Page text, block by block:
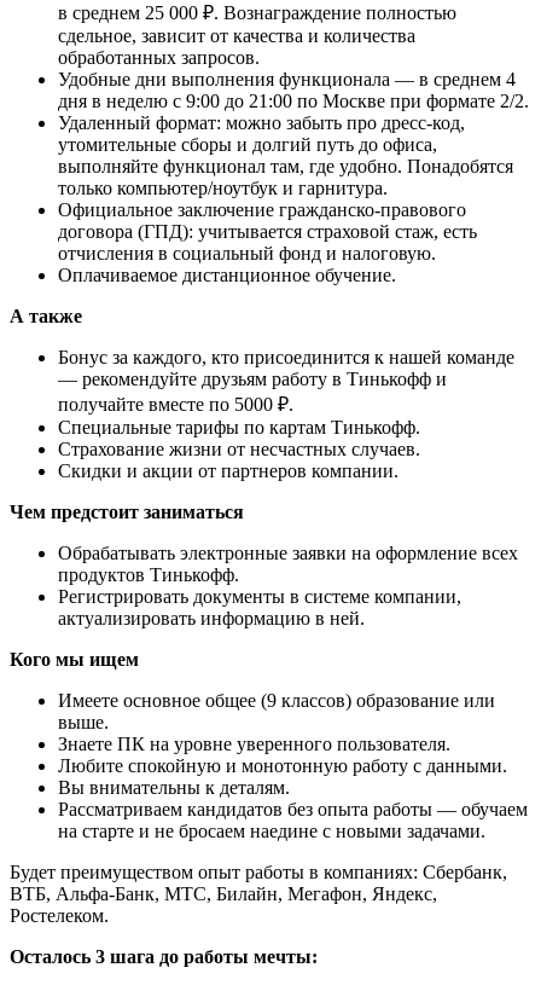
в среднем 25 000 ₽. Вознаграждение полностью
сдельное, зависит от качества и количества
обработанных запросов.
Удобные дни выполнения функционала — в среднем 4
дня в неделю с 9:00 до 21:00 по Москве при формате 2/2.
Удаленный формат: можно забыть про дресс-код,
утомительные сборы и долгий путь до офиса,
выполняйте функционал там, где удобно. Понадобятся
только компьютер/ноутбук и гарнитура.
Официальное заключение гражданско-правового
договора (ГПД): учитывается страховой стаж, есть
отчисления в социальный фонд и налоговую.
Оплачиваемое дистанционное обучение.
А также
Бонус за каждого, кто присоединится к нашей команде
— рекомендуйте друзьям работу в Тинькофф и
получайте вместе по 5000 ₽.
Специальные тарифы по картам Тинькофф.
Страхование жизни от несчастных случаев.
Скидки и акции от партнеров компании.
Чем предстоит заниматься
Обрабатывать электронные заявки на оформление всех
продуктов Тинькофф.
Регистрировать документы в системе компании,
актуализировать информацию в ней.
Кого мы ищем
Имеете основное общее (9 классов) образование или
выше.
Знаете ПК на уровне уверенного пользователя.
Любите спокойную и монотонную работу с данными.
Вы внимательны к деталям.
Рассматриваем кандидатов без опыта работы — обучаем
на старте и не бросаем наедине с новыми задачами.
Будет преимуществом опыт работы в компаниях: Сбербанк,
ВТБ, Альфа-Банк, МТС, Билайн, Мегафон, Яндекс,
Ростелеком.
Осталось 3 шага до работы мечты: